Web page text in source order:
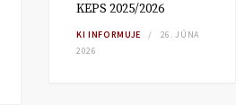
KEPS 2025/2026
KI INFORMUJE
26. JÚNA
2026